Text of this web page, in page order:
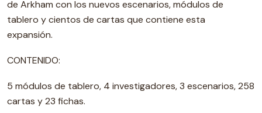
de Arkham con los nuevos escenarios, módulos de
tablero y cientos de cartas que contiene esta
expansión.
CONTENIDO:
5 módulos de tablero, 4 investigadores, 3 escenarios, 258
cartas y 23 fichas.